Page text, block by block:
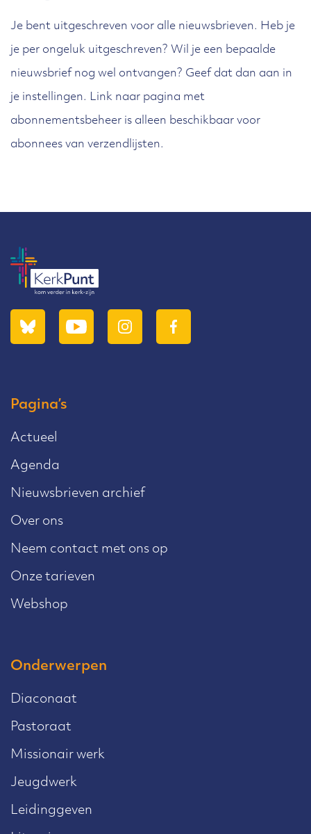
Je bent uitgeschreven voor alle nieuwsbrieven. Heb je
je per ongeluk uitgeschreven? Wil je een bepaalde
nieuwsbrief nog wel ontvangen? Geef dat dan aan in
je instellingen. Link naar pagina met
abonnementsbeheer is alleen beschikbaar voor
abonnees van verzendlijsten.
Pagina’s
Actueel
Agenda
Nieuwsbrieven archief
Over ons
Neem contact met ons op
Onze tarieven
Webshop
Onderwerpen
Diaconaat
Pastoraat
Missionair werk
Jeugdwerk
Leidinggeven